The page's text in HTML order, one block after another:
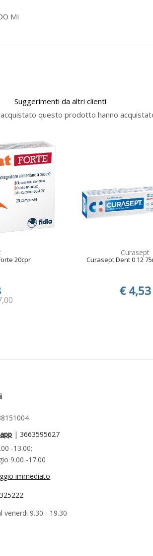
MI
Suggerimenti da altri clienti
questo prodotto hanno
20cpr
Curasept
Curasept Dent 0 12
€ 4,53
| 3663595627
-13.00;
9.00 -17.00
immediato
venerdi 9.30 - 19.30